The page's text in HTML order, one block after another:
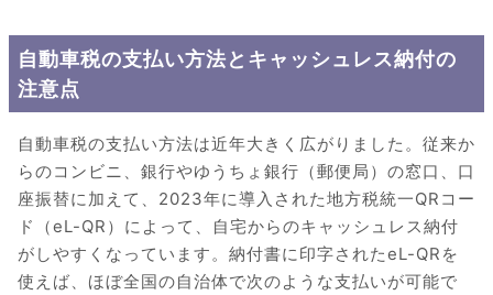
自動車税の支払い方法とキャッシュレス納付の
注意点
自動車税の支払い方法は近年大きく広がりました。従来か
らのコンビニ、銀行やゆうちょ銀行（郵便局）の窓口、口
座振替に加えて、2023年に導入された地方税統一QRコー
ド（eL-QR）によって、自宅からのキャッシュレス納付
がしやすくなっています。納付書に印字されたeL-QRを
使えば、ほぼ全国の自治体で次のような支払いが可能で